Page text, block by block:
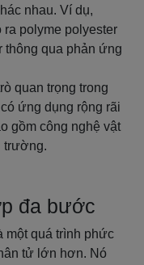
nhau. Ví dụ,
ra polyme polyester
thông qua phản ứng
quan trọng trong
ứng dụng rộng rãi
gồm công nghệ vật
trường.
đa bước
một quá trình phức
tử lớn hơn. Nó